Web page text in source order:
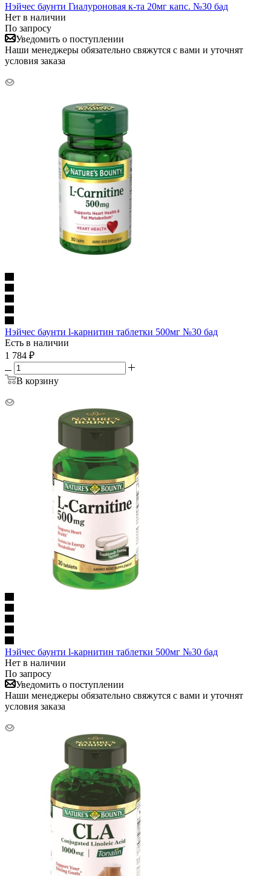
Нэйчес баунти Гиалуроновая к-та 20мг капс. №30 бад
Нет в наличии
По запросу
Уведомить о поступлении
Наши менеджеры обязательно свяжутся с вами и уточнят
условия заказа
Нэйчес баунти l-карнитин таблетки 500мг №30 бад
Есть в наличии
1 784 ₽
В корзину
Нэйчес баунти l-карнитин таблетки 500мг №30 бад
Нет в наличии
По запросу
Уведомить о поступлении
Наши менеджеры обязательно свяжутся с вами и уточнят
условия заказа